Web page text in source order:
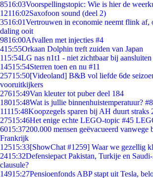
8516:03Voorspellingstopic: Wie is hier de
12116:02Saxofoon sound (deel 2)
3516:01Vertrouwen in economie neemt flink af,
daling ooit
9816:00Afvallen met injecties #4
415:55Orkaan Dolphin treft zuiden van Japan
115:54LG nas n1t1 - niet zichtbaar bij aansluiten
14515:54Sterren toen en nu #11
25715:50[Videoland] B&B vol liefde 6de
vooruitkijkers
27615:49Van kleuter tot puber deel 184
18015:48Wat is jullie binnenhuistemperatuur?
11115:48Koopzegels sparen bij AH duurt straks
27515:46Het enige echte LEGO-topic #45
6015:37200.000 mensen geëvacueerd
Frankrijk
12515:33[ShowChat #1259] Waar we gezellig
2415:32Defensiepact Pakistan, Turkije en
clausule?
14915:27Pensioenfonds ABP stapt uit Tesla,